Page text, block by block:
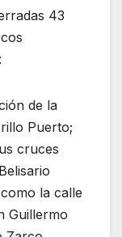
43
de la
Puerto;
cruces
la calle
Guillermo